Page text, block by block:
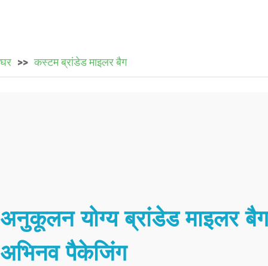
घर कस्टम ब्रांडेड माइलर बैग
अनुकूलन योग्य ब्रांडेड माइलर
अभिनव पैकेजिंग